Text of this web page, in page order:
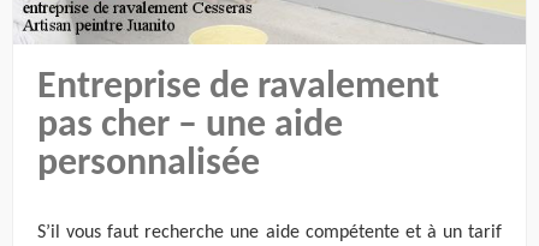
Entreprise de ravalement
pas cher – une aide
personnalisée
S’il vous faut recherche une aide compétente et à un tarif